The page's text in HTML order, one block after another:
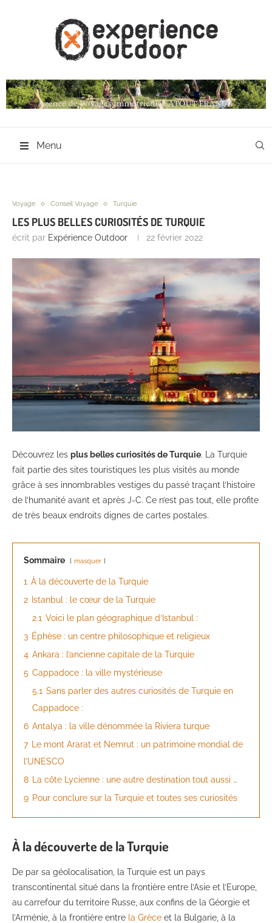
Menu
Voyage Conseil Voyage Turquie
LES PLUS BELLES CURIOSITÉS DE TURQUIE
écrit par Expérience Outdoor 22 février 2022
Découvrez les plus belles curiosités de Turquie. La Turquie
fait partie des sites touristiques les plus visités au monde
grâce à ses innombrables vestiges du passé traçant l’histoire
de l’humanité avant et après J-C. Ce n’est pas tout, elle profite
de très beaux endroits dignes de cartes postales.
Sommaire masquer
1 À la découverte de la Turquie
2 Istanbul : le cœur de la Turquie
2.1 Voici le plan géographique d’Istanbul :
3 Éphèse : un centre philosophique et religieux
4 Ankara : l’ancienne capitale de la Turquie
5 Cappadoce : la ville mystérieuse
5.1 Sans parler des autres curiosités de Turquie en
Cappadoce :
6 Antalya : la ville dénommée la Riviera turque
7
Le mont Ararat et Nemrut : un patrimoine mondial de
l’UNESCO
8
La côte Lycienne : une autre destination tout aussi …
9 Pour conclure sur la Turquie et toutes ses curiosités
À la découverte de la Turquie
De par sa géolocalisation, la Turquie est un pays
transcontinental situé dans la frontière entre l’Asie et l’Europe,
au carrefour du territoire Russe, aux confins de la Géorgie et
l’Arménie, à la frontière entre la Grèce et la Bulgarie, à la